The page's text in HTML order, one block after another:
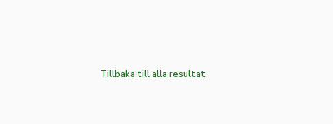
Tillbaka till alla resultat